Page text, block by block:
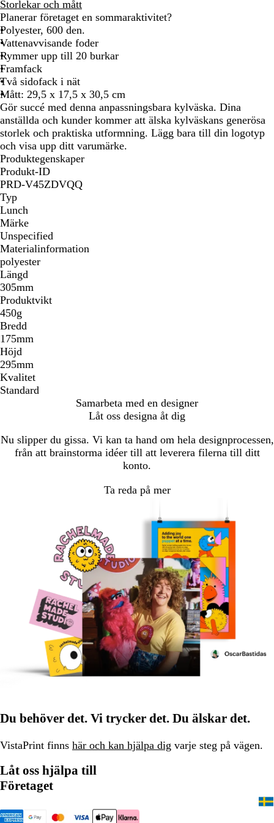
r
å
Storlekar och mått
Planerar företaget en sommaraktivitet?
Polyester, 600 den.
Vattenavvisande foder
Rymmer upp till 20 burkar
Framfack
Två sidofack i nät
Mått: 29,5 x 17,5 x 30,5 cm
Gör succé med denna anpassningsbara kylväska. Dina
anställda och kunder kommer att älska kylväskans generösa
storlek och praktiska utformning. Lägg bara till din logotyp
och visa upp ditt varumärke.
Produktegenskaper
Produkt-ID
PRD-V45ZDVQQ
Typ
Lunch
Märke
Unspecified
Materialinformation
polyester
Längd
305mm
Produktvikt
450g
Bredd
175mm
Höjd
295mm
Kvalitet
Standard
Samarbeta med en designer
Låt oss designa åt dig
Nu slipper du gissa. Vi kan ta hand om hela designprocessen,
från att brainstorma idéer till att leverera filerna till ditt
konto.
Ta reda på mer
Du behöver det. Vi trycker det. Du älskar det.
VistaPrint finns här och kan hjälpa dig varje steg på vägen.
Låt oss hjälpa till
Företaget